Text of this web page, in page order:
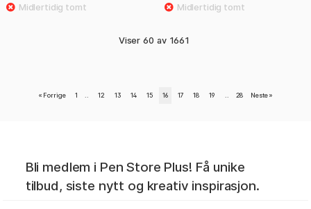
Viser 60 av 1661
« Forrige 1 12 13 14 15 16 17 18 19 28 Neste»
Bli medlem i Pen Store Plus! Få unike
tilbud, siste nytt og kreativ inspirasjon.